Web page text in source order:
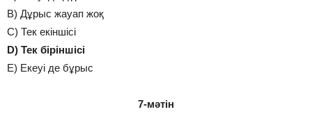
B) Дұрыс жауап жоқ
C) Тек екіншісі
D) Тек біріншісі
E) Екеуі де бұрыс
7-мәтін